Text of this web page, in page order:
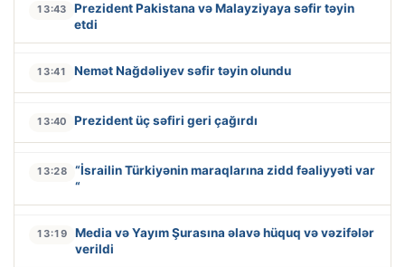
13:43
Prezident Pakistana və Malayziyaya səfir təyin
etdi
13:41 Nemət Nağdəliyev səfir təyin olundu
13:40 Prezident üç səfiri geri çağırdı
13:28
“İsrailin Türkiyənin maraqlarına zidd fəaliyyəti var
“
13:19
Media və Yayım Şurasına əlavə hüquq və vəzifələr
verildi